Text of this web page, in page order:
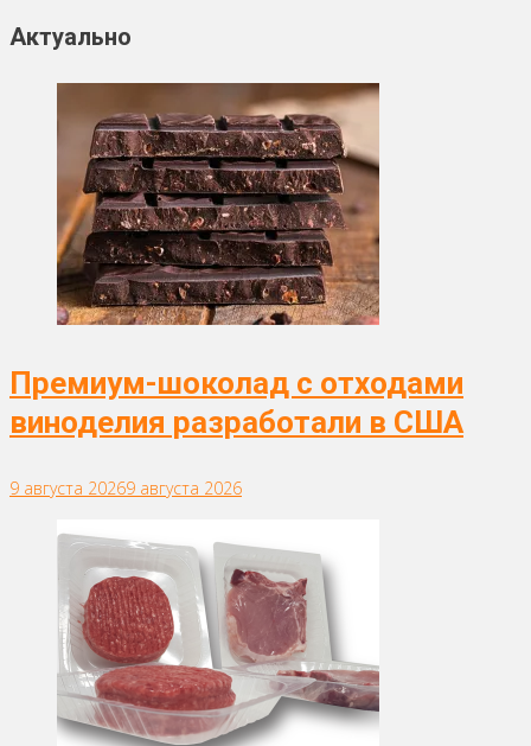
Актуально
Премиум-шоколад с отходами
виноделия разработали в США
9 августа 20269 августа 2026